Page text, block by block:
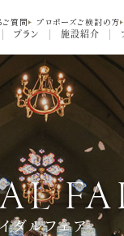
ご質問 プロポーズご検討の方
プラン 施設紹介
ダルフェア